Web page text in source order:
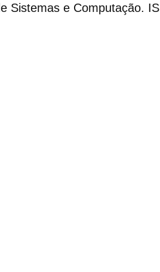
Sistemas e Computação.